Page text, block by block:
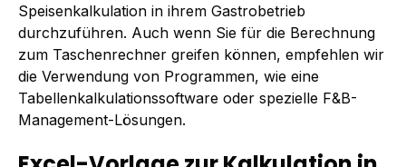
Speisenkalkulation in ihrem Gastrobetrieb
durchzuführen. Auch wenn Sie für die Berechnung
zum Taschenrechner greifen können, empfehlen wir
die Verwendung von Programmen, wie eine
Tabellenkalkulationssoftware oder spezielle F&B-
Management-Lösungen.